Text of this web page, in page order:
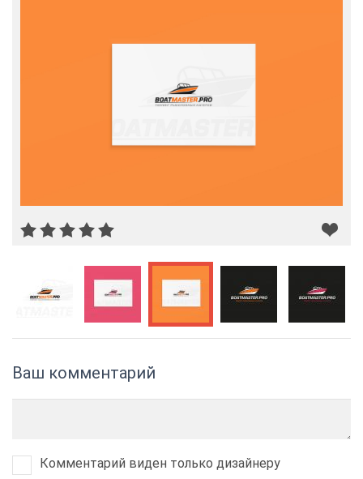
Ваш комментарий
Комментарий виден только дизайнеру